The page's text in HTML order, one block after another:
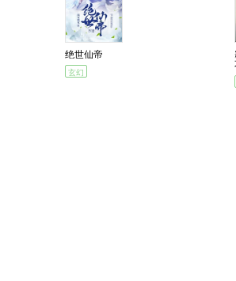
绝世仙帝
玄幻